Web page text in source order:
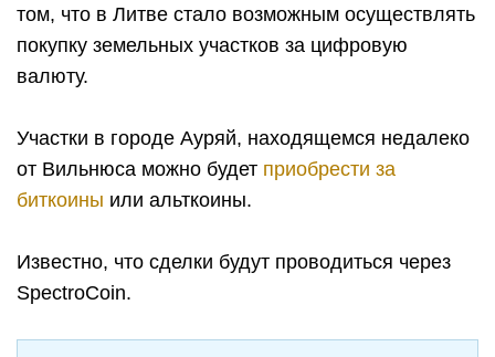
том, что в Литве стало возможным осуществлять
покупку земельных участков за цифровую
валюту.
Участки в городе Ауряй, находящемся недалеко
от Вильнюса можно будет приобрести за
биткоины или альткоины.
Известно, что сделки будут проводиться через
SpectroCoin.